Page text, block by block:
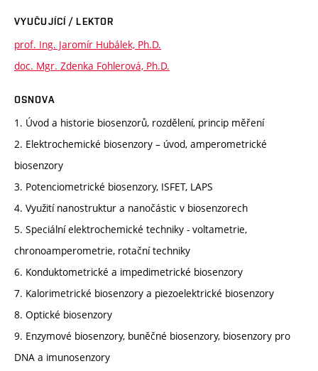
VYUČUJÍCÍ / LEKTOR
prof. Ing. Jaromír Hubálek, Ph.D.
doc. Mgr. Zdenka Fohlerová, Ph.D.
OSNOVA
1. Úvod a historie biosenzorů, rozdělení, princip měření
2. Elektrochemické biosenzory – úvod, amperometrické
biosenzory
3. Potenciometrické biosenzory, ISFET, LAPS
4. Využití nanostruktur a nanočástic v biosenzorech
5. Speciální elektrochemické techniky - voltametrie,
chronoamperometrie, rotační techniky
6. Konduktometrické a impedimetrické biosenzory
7. Kalorimetrické biosenzory a piezoelektrické biosenzory
8. Optické biosenzory
9. Enzymové biosenzory, buněčné biosenzory, biosenzory pro
DNA a imunosenzory